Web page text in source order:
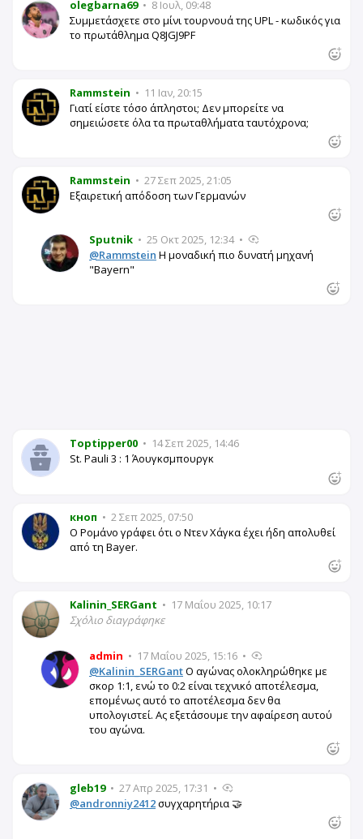
olegbarna69 • 8 Ιουλ, 09:48
Συμμετάσχετε στο μίνι τουρνουά της UPL - κωδικός για
το πρωτάθλημα Q8JGJ9PF
Rammstein • 11 Ιαν, 20:15
Γιατί είστε τόσο άπληστοι; Δεν μπορείτε να
σημειώσετε όλα τα πρωταθλήματα ταυτόχρονα;
Rammstein • 27 Σεπ 2025, 21:05
Εξαιρετική απόδοση των Γερμανών
Sputnik • 25 Οκτ 2025, 12:34 •
@Rammstein Η μοναδική πιο δυνατή μηχανή
"Bayern"
Toptipper00 • 14 Σεπ 2025, 14:46
St. Pauli 3 : 1 Άουγκσμπουργκ
кноп • 2 Σεπ 2025, 07:50
Ο Ρομάνο γράφει ότι ο Ντεν Χάγκα έχει ήδη απολυθεί
από τη Bayer.
Kalinin_SERGant • 17 Μαΐου 2025, 10:17
Σχόλιο διαγράφηκε
admin • 17 Μαΐου 2025, 15:16 •
@Kalinin_SERGantΟ αγώνας ολοκληρώθηκε με
σκορ 1:1, ενώ το 0:2 είναι τεχνικό αποτέλεσμα,
επομένως αυτό το αποτέλεσμα δεν θα
υπολογιστεί. Ας εξετάσουμε την αφαίρεση αυτού
του αγώνα.
gleb19 • 27 Απρ 2025, 17:31 •
@andronniy2412συγχαρητήρια 🤝